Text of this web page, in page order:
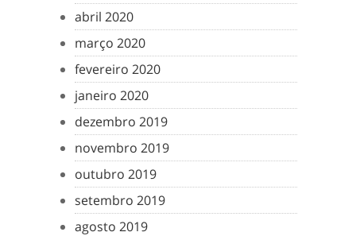
abril 2020
março 2020
fevereiro 2020
janeiro 2020
dezembro 2019
novembro 2019
outubro 2019
setembro 2019
agosto 2019